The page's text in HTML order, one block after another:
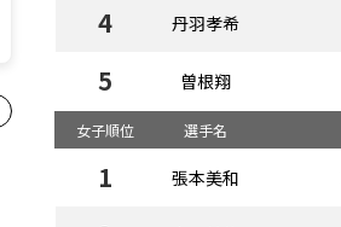
4 丹羽孝希
5 曽根翔
女子順位 選手名
1 張本美和